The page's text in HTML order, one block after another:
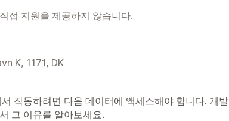
접 지원을 제공하지 않습니다.
K, 1171, DK
작동하려면 다음 데이터에 액세스해야 합니다. 개발
그 이유를 알아보세요.